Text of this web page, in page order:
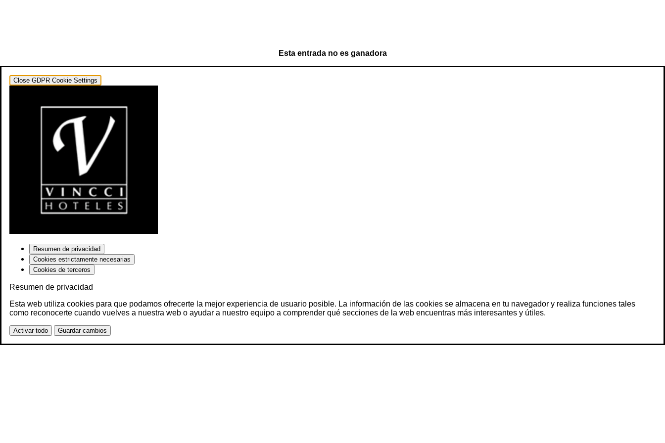
Esta entrada no es ganadora
Close GDPR Cookie Settings
Resumen de privacidad
Cookies estrictamente necesarias
Cookies de terceros
Resumen de privacidad
Esta web utiliza cookies para que podamos ofrecerte la mejor experiencia de usuario posible. La información de las cookies se almacena en tu navegador y realiza funciones tales
como reconocerte cuando vuelves a nuestra web o ayudar a nuestro equipo a comprender qué secciones de la web encuentras más interesantes y útiles.
Activar todo Guardar cambios